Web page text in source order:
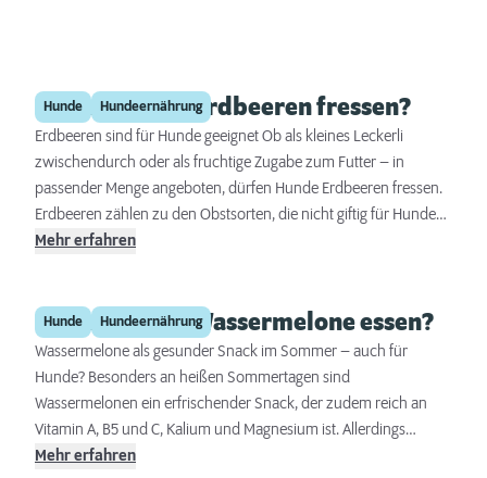
Hunde Hundeernährung
Dürfen Hunde Erdbeeren fressen?
Erdbeeren sind für Hunde geeignet Ob als kleines Leckerli
zwischendurch oder als fruchtige Zugabe zum Futter – in
passender Menge angeboten, dürfen Hunde Erdbeeren fressen.
Erdbeeren zählen zu den Obstsorten, die nicht giftig für Hunde
sind, sondern viele Fellnasen gut vertragen. Die Frucht ist mild
hohen Wasseranteils sind leicht gekühlte Erdbeeren besonders
an warmen Tagen zudem eine willkommene Erfrischung im Napf.
Mehr erfahren
Hunde Hundeernährung
Dürfen Hunde Wassermelone essen?
Wassermelone als gesunder Snack im Sommer – auch für
Hunde? Besonders an heißen Sommertagen sind
Wassermelonen ein erfrischender Snack, der zudem reich an
Vitamin A, B5 und C, Kalium und Magnesium ist. Allerdings
enthält das Fruchtfleisch der Wassermelone Zucker. Dürfen
Mehr erfahren